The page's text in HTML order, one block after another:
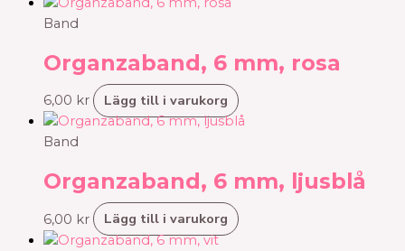
Band
Organzaband, 6 mm, rosa
6,00 kr Lägg till i varukorg
Band
Organzaband, 6 mm, ljusblå
6,00 kr Lägg till i varukorg